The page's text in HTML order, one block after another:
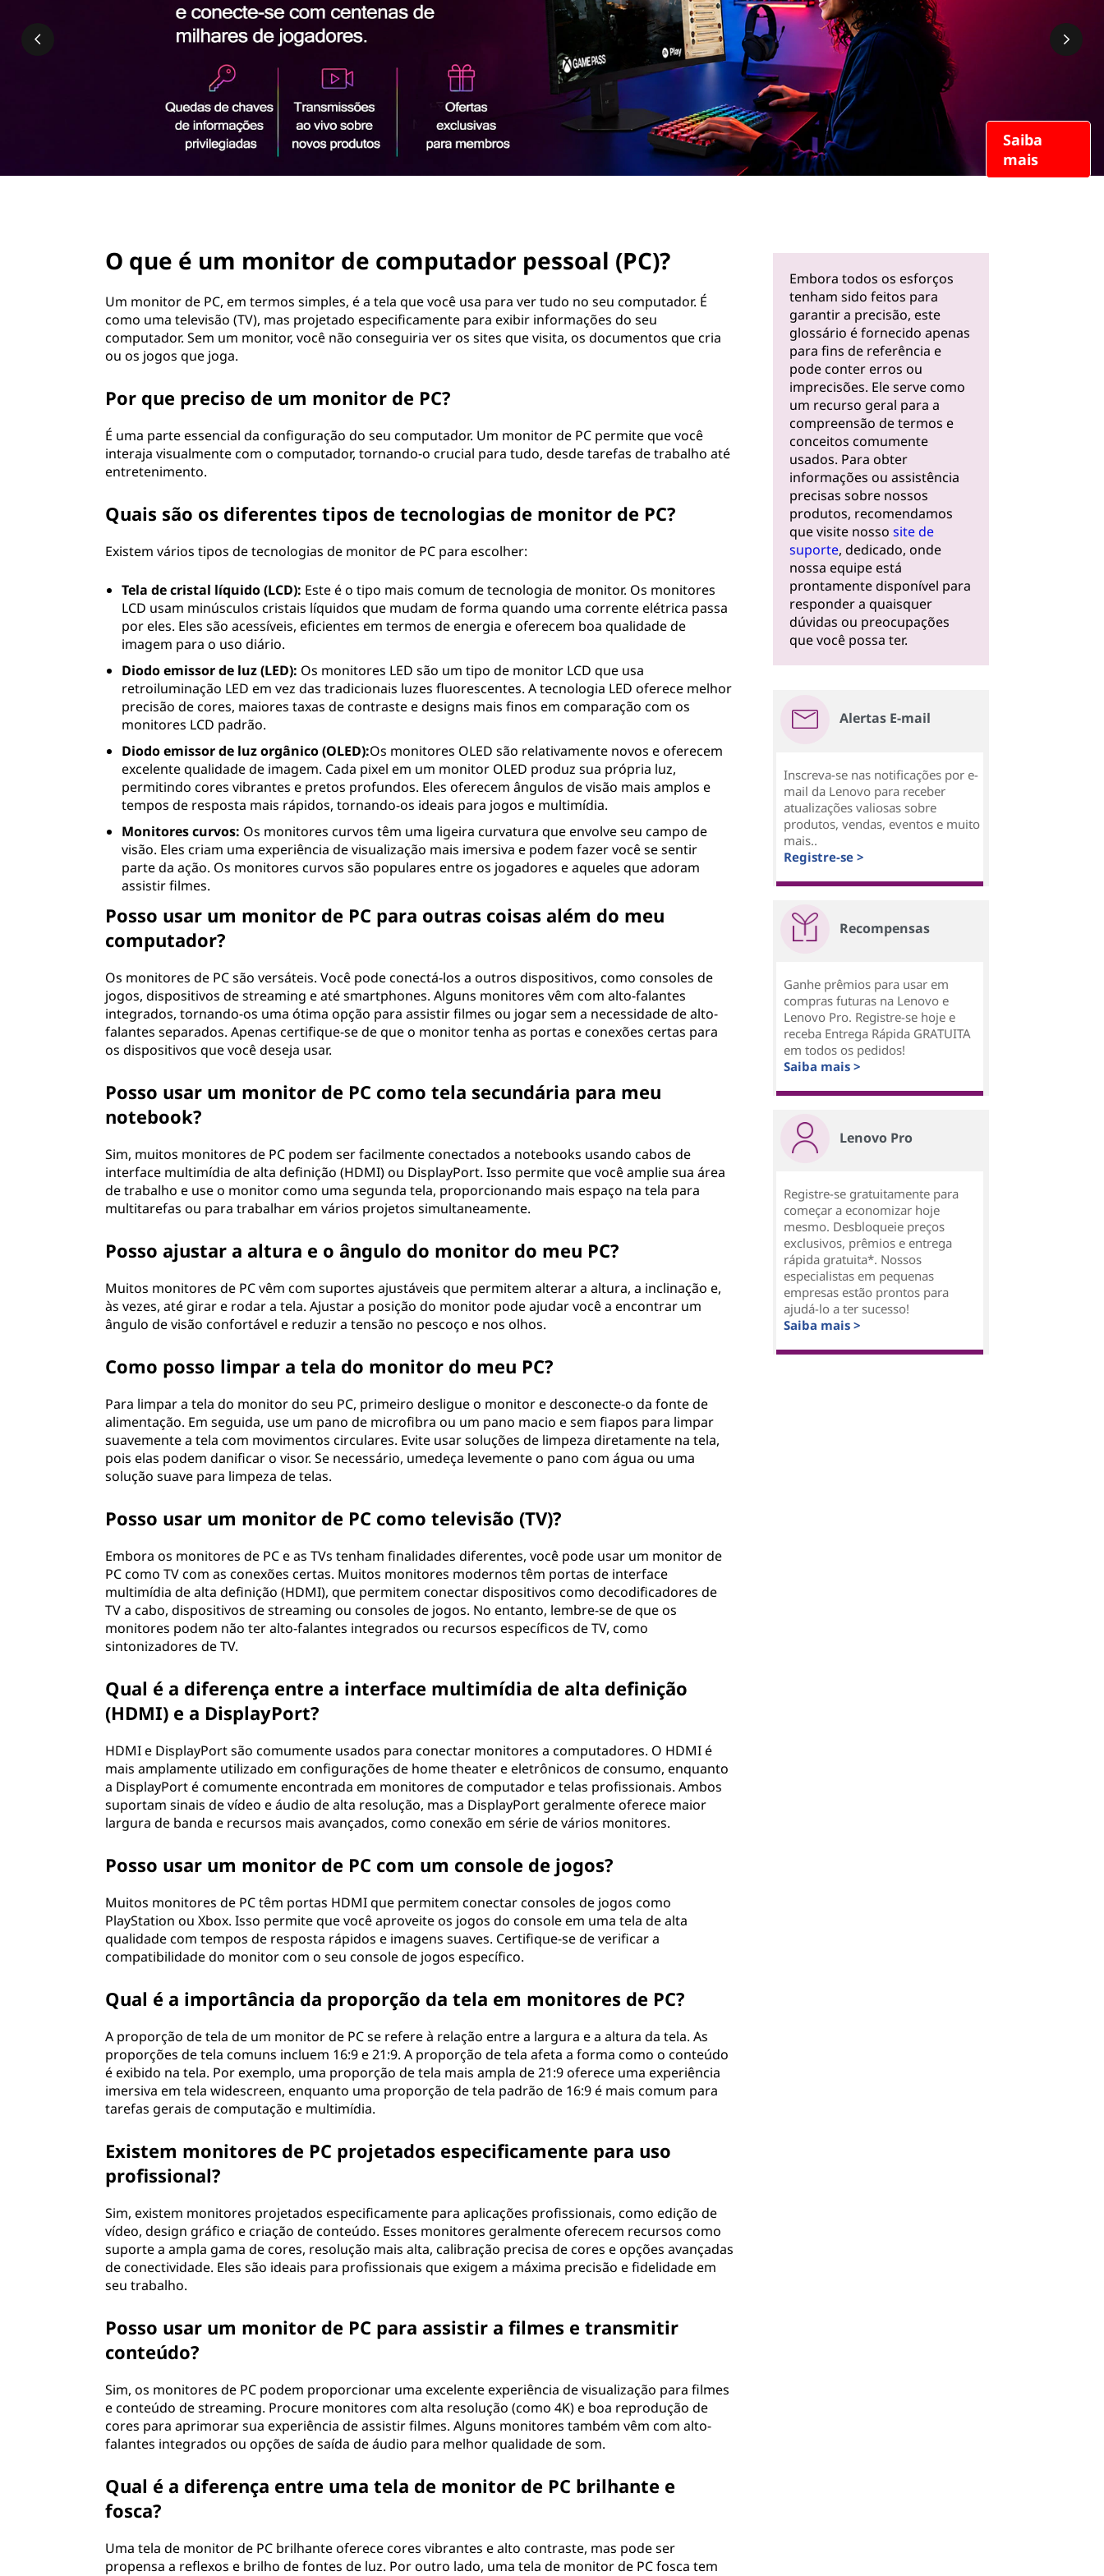
ep
Saiba
mais
O que é um monitor de computador pessoal (PC)?
Um monitor de PC, em termos simples, é a tela que você usa para ver tudo no seu computador. É
como uma televisão (TV), mas projetado especificamente para exibir informações do seu
computador. Sem um monitor, você não conseguiria ver os sites que visita, os documentos que cria
ou os jogos que joga.
Por que preciso de um monitor de PC?
É uma parte essencial da configuração do seu computador. Um monitor de PC permite que você
interaja visualmente com o computador, tornando-o crucial para tudo, desde tarefas de trabalho até
entretenimento.
Quais são os diferentes tipos de tecnologias de monitor de PC?
Existem vários tipos de tecnologias de monitor de PC para escolher:
Tela de cristal líquido (LCD): Este é o tipo mais comum de tecnologia de monitor. Os monitores
LCD usam minúsculos cristais líquidos que mudam de forma quando uma corrente elétrica passa
por eles. Eles são acessíveis, eficientes em termos de energia e oferecem boa qualidade de
imagem para o uso diário.
Diodo emissor de luz (LED): Os monitores LED são um tipo de monitor LCD que usa
retroiluminação LED em vez das tradicionais luzes fluorescentes. A tecnologia LED oferece melhor
precisão de cores, maiores taxas de contraste e designs mais finos em comparação com os
monitores LCD padrão.
Diodo emissor de luz orgânico (OLED):Os monitores OLED são relativamente novos e oferecem
excelente qualidade de imagem. Cada pixel em um monitor OLED produz sua própria luz,
permitindo cores vibrantes e pretos profundos. Eles oferecem ângulos de visão mais amplos e
tempos de resposta mais rápidos, tornando-os ideais para jogos e multimídia.
Monitores curvos: Os monitores curvos têm uma ligeira curvatura que envolve seu campo de
visão. Eles criam uma experiência de visualização mais imersiva e podem fazer você se sentir
parte da ação. Os monitores curvos são populares entre os jogadores e aqueles que adoram
assistir filmes.
Posso usar um monitor de PC para outras coisas além do meu
computador?
Os monitores de PC são versáteis. Você pode conectá-los a outros dispositivos, como consoles de
jogos, dispositivos de streaming e até smartphones. Alguns monitores vêm com alto-falantes
integrados, tornando-os uma ótima opção para assistir filmes ou jogar sem a necessidade de alto-
falantes separados. Apenas certifique-se de que o monitor tenha as portas e conexões certas para
os dispositivos que você deseja usar.
Posso usar um monitor de PC como tela secundária para meu
notebook?
Sim, muitos monitores de PC podem ser facilmente conectados a notebooks usando cabos de
interface multimídia de alta definição (HDMI) ou DisplayPort. Isso permite que você amplie sua área
de trabalho e use o monitor como uma segunda tela, proporcionando mais espaço na tela para
multitarefas ou para trabalhar em vários projetos simultaneamente.
Posso ajustar a altura e o ângulo do monitor do meu PC?
Muitos monitores de PC vêm com suportes ajustáveis que permitem alterar a altura, a inclinação e,
às vezes, até girar e rodar a tela. Ajustar a posição do monitor pode ajudar você a encontrar um
ângulo de visão confortável e reduzir a tensão no pescoço e nos olhos.
Como posso limpar a tela do monitor do meu PC?
Para limpar a tela do monitor do seu PC, primeiro desligue o monitor e desconecte-o da fonte de
alimentação. Em seguida, use um pano de microfibra ou um pano macio e sem fiapos para limpar
suavemente a tela com movimentos circulares. Evite usar soluções de limpeza diretamente na tela,
pois elas podem danificar o visor. Se necessário, umedeça levemente o pano com água ou uma
solução suave para limpeza de telas.
Posso usar um monitor de PC como televisão (TV)?
Embora os monitores de PC e as TVs tenham finalidades diferentes, você pode usar um monitor de
PC como TV com as conexões certas. Muitos monitores modernos têm portas de interface
multimídia de alta definição (HDMI), que permitem conectar dispositivos como decodificadores de
TV a cabo, dispositivos de streaming ou consoles de jogos. No entanto, lembre-se de que os
monitores podem não ter alto-falantes integrados ou recursos específicos de TV, como
sintonizadores de TV.
Qual é a diferença entre a interface multimídia de alta definição
(HDMI) e a DisplayPort?
HDMI e DisplayPort são comumente usados para conectar monitores a computadores. O HDMI é
mais amplamente utilizado em configurações de home theater e eletrônicos de consumo, enquanto
a DisplayPort é comumente encontrada em monitores de computador e telas profissionais. Ambos
suportam sinais de vídeo e áudio de alta resolução, mas a DisplayPort geralmente oferece maior
largura de banda e recursos mais avançados, como conexão em série de vários monitores.
Posso usar um monitor de PC com um console de jogos?
Muitos monitores de PC têm portas HDMI que permitem conectar consoles de jogos como
PlayStation ou Xbox. Isso permite que você aproveite os jogos do console em uma tela de alta
qualidade com tempos de resposta rápidos e imagens suaves. Certifique-se de verificar a
compatibilidade do monitor com o seu console de jogos específico.
Qual é a importância da proporção da tela em monitores de PC?
A proporção de tela de um monitor de PC se refere à relação entre a largura e a altura da tela. As
proporções de tela comuns incluem 16:9 e 21:9. A proporção de tela afeta a forma como o conteúdo
é exibido na tela. Por exemplo, uma proporção de tela mais ampla de 21:9 oferece uma experiência
imersiva em tela widescreen, enquanto uma proporção de tela padrão de 16:9 é mais comum para
tarefas gerais de computação e multimídia.
Existem monitores de PC projetados especificamente para uso
profissional?
Sim, existem monitores projetados especificamente para aplicações profissionais, como edição de
vídeo, design gráfico e criação de conteúdo. Esses monitores geralmente oferecem recursos como
suporte a ampla gama de cores, resolução mais alta, calibração precisa de cores e opções avançadas
de conectividade. Eles são ideais para profissionais que exigem a máxima precisão e fidelidade em
seu trabalho.
Posso usar um monitor de PC para assistir a filmes e transmitir
conteúdo?
Sim, os monitores de PC podem proporcionar uma excelente experiência de visualização para filmes
e conteúdo de streaming. Procure monitores com alta resolução (como 4K) e boa reprodução de
cores para aprimorar sua experiência de assistir filmes. Alguns monitores também vêm com alto-
falantes integrados ou opções de saída de áudio para melhor qualidade de som.
Qual é a diferença entre uma tela de monitor de PC brilhante e
fosca?
Uma tela de monitor de PC brilhante oferece cores vibrantes e alto contraste, mas pode ser
propensa a reflexos e brilho de fontes de luz. Por outro lado, uma tela de monitor de PC fosca tem
Embora todos os esforços
tenham sido feitos para
garantir a precisão, este
glossário é fornecido apenas
para fins de referência e
pode conter erros ou
imprecisões. Ele serve como
um recurso geral para a
compreensão de termos e
conceitos comumente
usados. Para obter
informações ou assistência
precisas sobre nossos
produtos, recomendamos
que visite nosso site de
suporte, dedicado, onde
nossa equipe está
prontamente disponível para
responder a quaisquer
dúvidas ou preocupações
que você possa ter.
Alertas E-mail
Inscreva-se nas notificações por e-
mail da Lenovo para receber
atualizações valiosas sobre
produtos, vendas, eventos e muito
mais..
Registre-se >
Recompensas
Ganhe prêmios para usar em
compras futuras na Lenovo e
Lenovo Pro. Registre-se hoje e
receba Entrega Rápida GRATUITA
em todos os pedidos!
Saiba mais >
Lenovo Pro
Registre-se gratuitamente para
começar a economizar hoje
mesmo. Desbloqueie preços
exclusivos, prêmios e entrega
rápida gratuita*. Nossos
especialistas em pequenas
empresas estão prontos para
ajudá-lo a ter sucesso!
Saiba mais >